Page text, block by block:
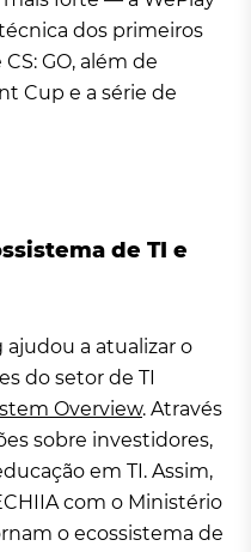
dos primeiros
GO, além de
Cup e a série de
de TI e
ajudou a atualizar o
do setor de TI
Overview. Através
sobre investidores,
em TI. Assim,
com o Ministério
o ecossistema de